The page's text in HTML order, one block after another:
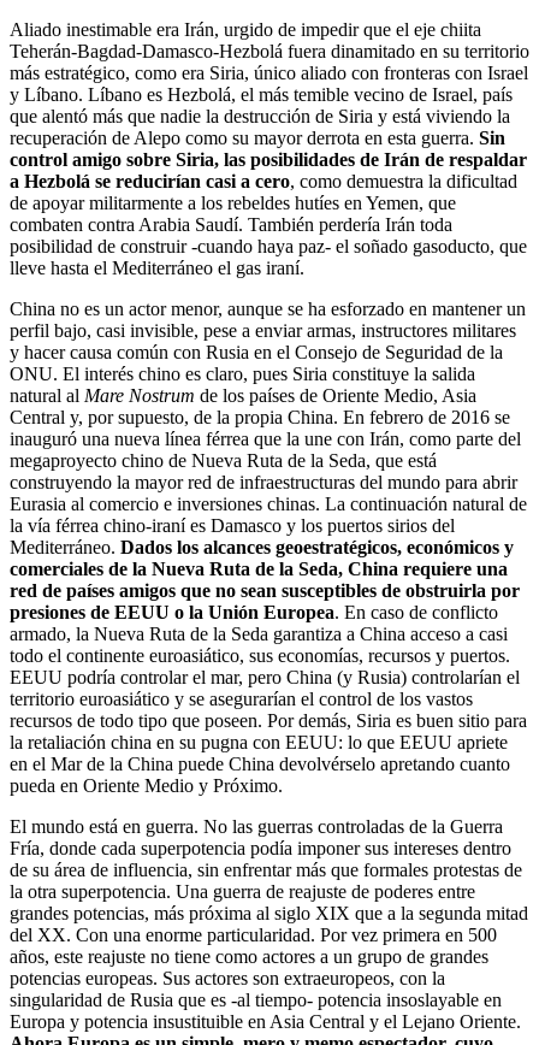
Aliado inestimable era Irán, urgido de impedir que el eje chiita
Teherán-Bagdad-Damasco-Hezbolá fuera dinamitado en su territorio
más estratégico, como era Siria, único aliado con fronteras con Israel
y Líbano. Líbano es Hezbolá, el más temible vecino de Israel, país
que alentó más que nadie la destrucción de Siria y está viviendo la
recuperación de Alepo como su mayor derrota en esta guerra. Sin
control amigo sobre Siria, las posibilidades de Irán de respaldar
a Hezbolá se reducirían casi a cero, como demuestra la dificultad
de apoyar militarmente a los rebeldes hutíes en Yemen, que
combaten contra Arabia Saudí. También perdería Irán toda
posibilidad de construir -cuando haya paz- el soñado gasoducto, que
lleve hasta el Mediterráneo el gas iraní.
China no es un actor menor, aunque se ha esforzado en mantener un
perfil bajo, casi invisible, pese a enviar armas, instructores militares
y hacer causa común con Rusia en el Consejo de Seguridad de la
ONU. El interés chino es claro, pues Siria constituye la salida
natural al Mare Nostrum de los países de Oriente Medio, Asia
Central y, por supuesto, de la propia China. En febrero de 2016 se
inauguró una nueva línea férrea que la une con Irán, como parte del
megaproyecto chino de Nueva Ruta de la Seda, que está
construyendo la mayor red de infraestructuras del mundo para abrir
Eurasia al comercio e inversiones chinas. La continuación natural de
la vía férrea chino-iraní es Damasco y los puertos sirios del
Mediterráneo. Dados los alcances geoestratégicos, económicos y
comerciales de la Nueva Ruta de la Seda, China requiere una
red de países amigos que no sean susceptibles de obstruirla por
presiones de EEUU o la Unión Europea. En caso de conflicto
armado, la Nueva Ruta de la Seda garantiza a China acceso a casi
todo el continente euroasiático, sus economías, recursos y puertos.
EEUU podría controlar el mar, pero China (y Rusia) controlarían el
territorio euroasiático y se asegurarían el control de los vastos
recursos de todo tipo que poseen. Por demás, Siria es buen sitio para
la retaliación china en su pugna con EEUU: lo que EEUU apriete
en el Mar de la China puede China devolvérselo apretando cuanto
pueda en Oriente Medio y Próximo.
El mundo está en guerra. No las guerras controladas de la Guerra
Fría, donde cada superpotencia podía imponer sus intereses dentro
de su área de influencia, sin enfrentar más que formales protestas de
la otra superpotencia. Una guerra de reajuste de poderes entre
grandes potencias, más próxima al siglo XIX que a la segunda mitad
del XX. Con una enorme particularidad. Por vez primera en 500
años, este reajuste no tiene como actores a un grupo de grandes
potencias europeas. Sus actores son extraeuropeos, con la
singularidad de Rusia que es -al tiempo- potencia insoslayable en
Europa y potencia insustituible en Asia Central y el Lejano Oriente.